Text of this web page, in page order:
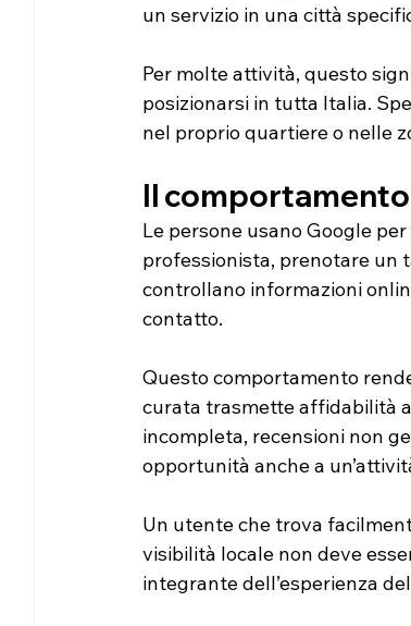
un servizio in una città
Per molte attività, questo
posizionarsi in tutta Italia.
nel proprio quartiere o nelle
Il
Le persone usano Google
professionista, prenotare un
controllano informazioni
contatto.
Questo comportamento
curata trasmette affidabilità
incompleta, recensioni non
opportunità anche a
Un utente che trova
visibilità locale non deve
integrante dell’esperienza